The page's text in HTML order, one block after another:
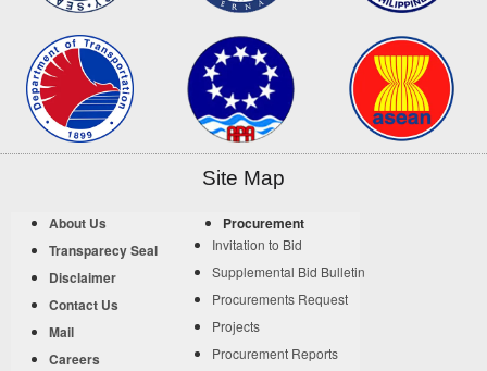
Site Map
About Us
Transparecy Seal
Disclaimer
Contact Us
Mail
Careers
Procurement
Invitation to Bid
Supplemental Bid Bulletin
Procurements Request
Projects
Procurement Reports